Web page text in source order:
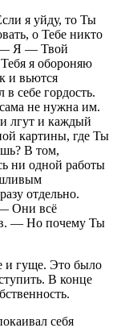
я уйду, то Ты
о Тебе никто
— Я — Твой
я обороняю
и вьются
себе гордость.
не нужна им.
лгут и каждый
картины, где Ты
В том,
ни одной работы
отдельно.
Они всё
— Но почему Ты
и гуще. Это было
В конце
себя